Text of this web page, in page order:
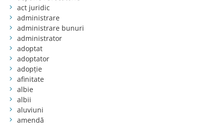
act juridic
administrare
administrare bunuri
administrator
adoptat
adoptator
adopție
afinitate
albie
albii
aluviuni
amendă